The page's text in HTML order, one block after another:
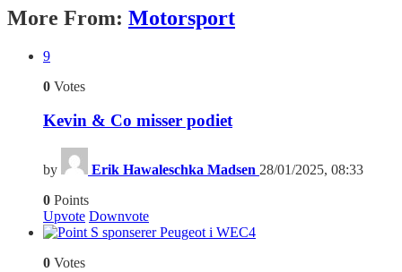
More From: Motorsport
9
0 Votes
Kevin & Co misser podiet
by Erik Hawaleschka Madsen 28/01/2025, 08:33
0 Points
Upvote Downvote
4
0 Votes